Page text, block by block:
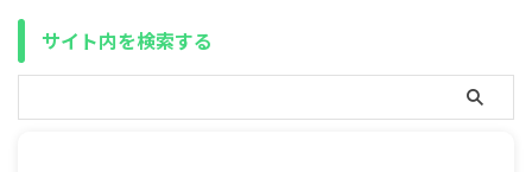
サイト内を検索する